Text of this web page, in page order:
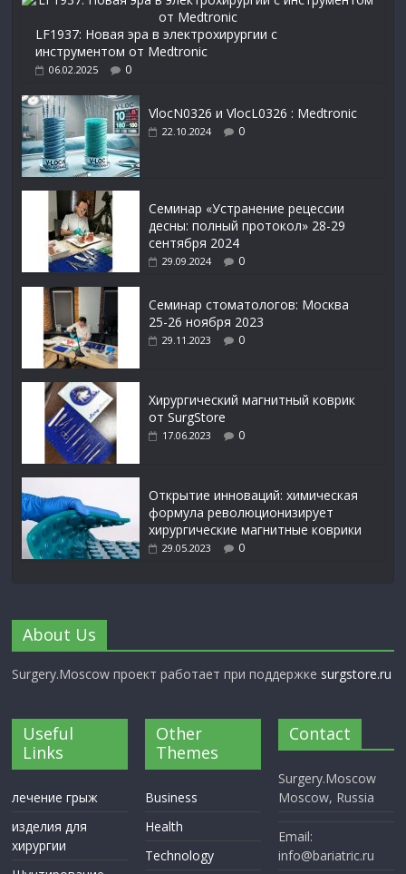
LF1937: Новая эра в электрохирургии с
инструментом от Medtronic
06.02.2025 0
VlocN0326 и VlocL0326 : Medtronic
22.10.2024 0
Семинар «Устранение рецессии
десны: полный протокол» 28-29
сентября 2024
29.09.2024 0
Семинар стоматологов: Москва
25-26 ноября 2023
29.11.2023 0
Xирургический магнитный коврик
от SurgStore
17.06.2023 0
Открытие инноваций: химическая
формула революционизирует
хирургические магнитные коврики
29.05.2023 0
About Us
Surgery.Moscow проект работает при поддержке surgstore.ru
Useful
Links
лечение грыж
изделия для
хирургии
Other
Themes
Business
Health
Technology
Contact
Surgery.Moscow
Moscow, Russia
Email:
info@bariatric.ru